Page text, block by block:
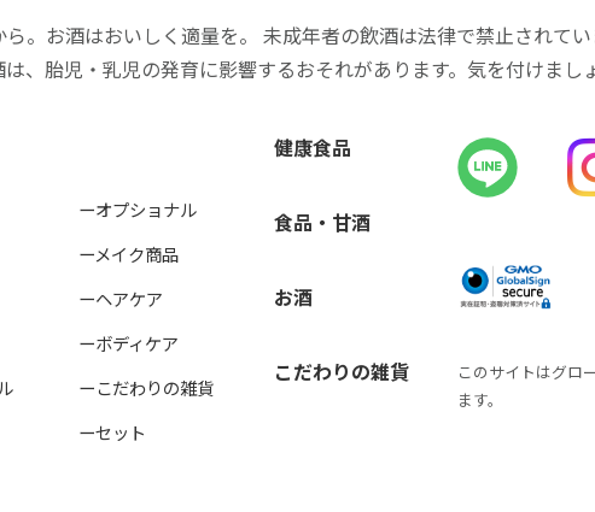
。お酒はおいしく適量を。 未成年者の飲酒は法律で禁止されてい
、胎児・乳児の発育に影響するおそれがあります。気を付けまし
ーオプショナル
ーメイク商品
ーヘアケア
ーボディケア
ーこだわりの雑貨
ーセット
健康食品
食品・甘酒
お酒
こだわりの雑貨
このサイトはグロ
ます。